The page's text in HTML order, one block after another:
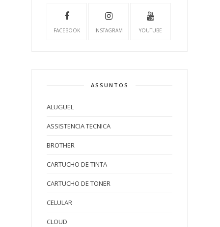
FACEBOOK INSTAGRAM YOUTUBE
ASSUNTOS
ALUGUEL
ASSISTENCIA TECNICA
BROTHER
CARTUCHO DE TINTA
CARTUCHO DE TONER
CELULAR
CLOUD